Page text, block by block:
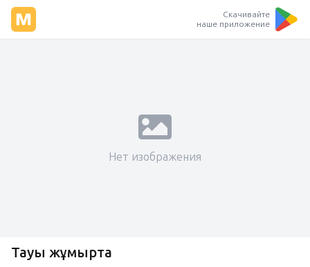
Скачивайте
наше приложение
Нет изображения
Тауық жұмыртқа